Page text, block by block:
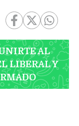
AL
LIBERAL Y